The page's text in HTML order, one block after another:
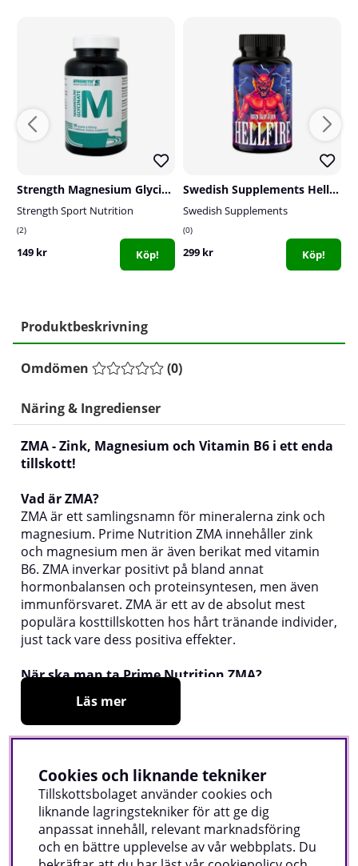
Strength Magnesium Glycinate, 90 caps
Strength Sport Nutrition
2
149 kr Köp!
Swedish Supplements Hellfire, 90 caps
Swedish Supplements
0
299 kr Köp!
Produktbeskrivning
Omdömen (0)
Näring & Ingredienser
ZMA - Zink, Magnesium och Vitamin B6 i ett enda
tillskott!
Vad är ZMA?
ZMA är ett samlingsnamn för mineralerna zink och
magnesium. Prime Nutrition ZMA innehåller zink
och magnesium men är även berikat med vitamin
B6. ZMA inverkar positivt på bland annat
hormonbalansen och proteinsyntesen, men även
immunförsvaret. ZMA är ett av de absolut mest
populära kosttillskotten hos hårt tränande individer,
just tack vare dess positiva effekter.
När ska man ta Prime Nutrition ZMA?
Prime Nutrition ZMA intas med fördel innan
nattsömn. Du tar en vegansk kapsel innan läggdags,
varje dag.
Zink och Magnesium är två av våra absolut viktigaste
mineraler att få i oss tillräckligt av och framförallt
idrottare och fysiskt aktiva personer har ofta brist
på just dessa mineraler. Genom att ta ett
kosttillskott av mineralerna Zink och Magnesium, i
Läs mer
Andra köpte även
Nyhet
Cookies och liknande tekniker
Tillskottsbolaget använder cookies och
liknande lagringstekniker för att ge dig
anpassat innehåll, relevant marknadsföring
och en bättre upplevelse av vår webbplats. Du